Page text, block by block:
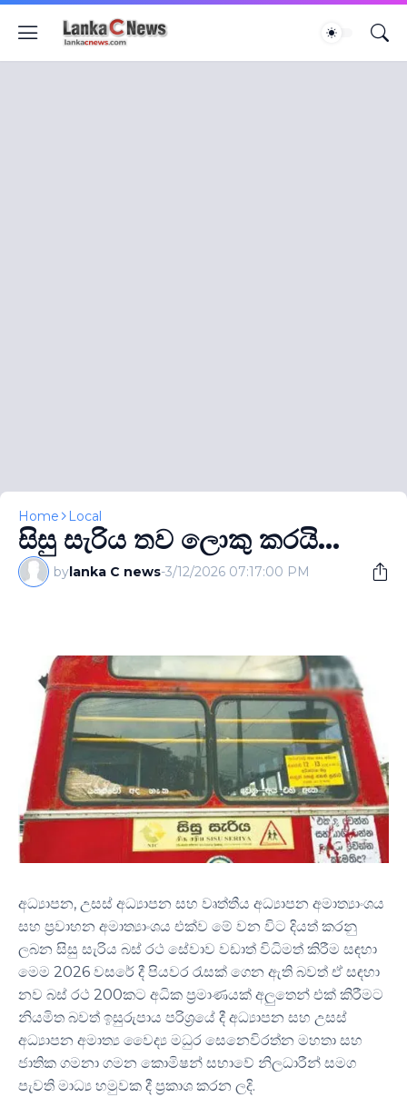
Home Local
සිසු සැරිය තව ලොකු කරයි...
bylanka C news-3/12/2026 07:17:00 PM
අධ්‍යාපන, උසස් අධ්‍යාපන සහ වෘත්තීය අධ්‍යාපන අමාත්‍යාංශය
සහ ප්‍රවාහන අමාත්‍යාංශය එක්ව මේ වන විට දියත් කරනු
ලබන සිසු සැරිය බස් රථ සේවාව වඩාත් විධිමත් කිරීම සඳහා
මෙම 2026 වසරේ දී පියවර රැසක් ගෙන ඇති බවත් ඒ සඳහා
නව බස් රථ 200කට අධික ප්‍රමාණයක් අලුතෙන් එක් කිරීමට
නියමිත බවත් ඉසුරුපාය පරිශ්‍රයේ දී අධ්‍යාපන සහ උසස්
අධ්‍යාපන අමාත්‍ය වෛද්‍ය මධුර සෙනෙවිරත්න මහතා සහ
ජාතික ගමනා ගමන කොමිෂන් සභාවේ නිලධාරීන් සමග
පැවති මාධ්‍ය හමුවක දී ප්‍රකාශ කරන ලදි.